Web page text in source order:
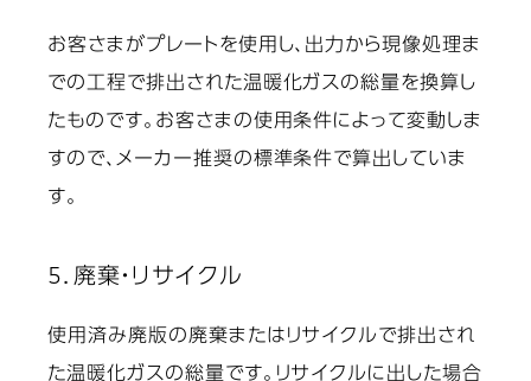
お客さまがプレートを使用し、出力から現像処理ま
での工程で排出された温暖化ガスの総量を換算し
たものです。お客さまの使用条件によって変動しま
すので、メーカー推奨の標準条件で算出していま
す。
5．廃棄・リサイクル
使用済み廃版の廃棄またはリサイクルで排出され
た温暖化ガスの総量です。リサイクルに出した場合